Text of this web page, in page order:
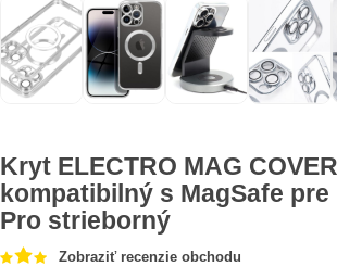
Kryt ELECTRO MAG COVER
kompatibilný s MagSafe pre
Pro strieborný
Zobraziť recenzie obchodu